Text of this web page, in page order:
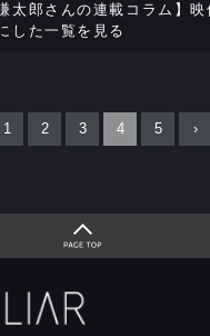
太郎さんの連載コラム】
した一覧を見る
1 2 3 4 5 ›